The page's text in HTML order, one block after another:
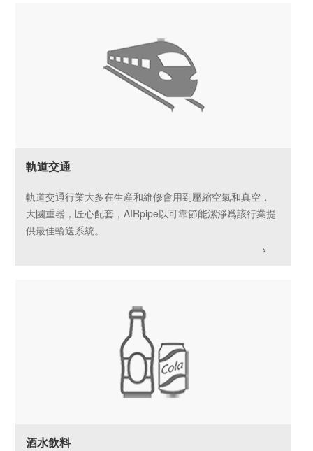
軌道交通
軌道交通行業大多在生産和維修會用到壓縮空氣和真空，
大國重器，匠心配套，AIRpipe以可靠節能潔淨爲該行業提
供最佳輸送系統。
酒水飲料